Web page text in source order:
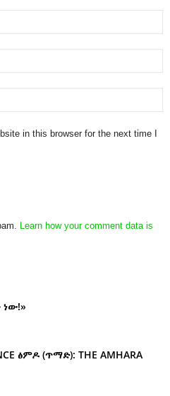
in this browser for the next time I
Learn how your comment data is
ፅምዶ (ጥማድ): THE AMHARA